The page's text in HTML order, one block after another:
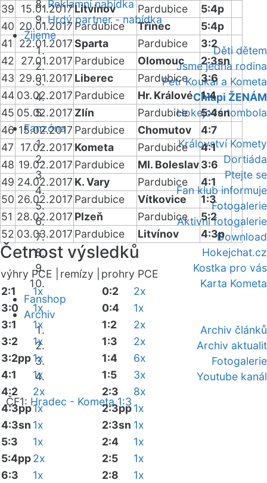
Reklamní nabídka
Hrdý partner - nabídka
Žijeme
Děti dětem
Jsme jedna rodina
Petr Koukal a Kometa
Chlapi ŽENÁM
Hokejová tombola
Fanzóna
Království Komety
Dortiáda
Ptejte se
Fan klub informuje
Fotogalerie
Aktivní fotogalerie
Download
Hokejchat.cz
Kostka pro vás
Karta Kometa
Fanshop
Archiv
Archiv článků
Archiv aktualit
Fotogalerie
Youtube kanál
ČF1: Hradec - Kometa 1:3
39 15.01.2017Litvínov Pardubice
5:4p
40 20.01.2017 Pardubice Třinec
5:4p
41
22.01.2017Sparta Pardubice
3:2
42
27.01.2017 Pardubice Olomouc
2:3sn
43 29.01.2017 Liberec Pardubice
3:6
44 03.02.2017 Pardubice Hr. Králové
1:4
45 05.02.2017 Zlín Pardubice
5:4sn
46 15.02.2017 Pardubice Chomutov
4:7
47
17.02.2017 Kometa Pardubice
4:1
48 19.02.2017 Pardubice Ml. Boleslav3:6
49 24.02.2017 K. Vary Pardubice
4:1
50 26.02.2017 Pardubice Vítkovice
1:3
51 28.02.2017 Plzeň Pardubice
5:2
52 03.03.2017 Pardubice Litvínov 4:3p
Četnost výsledků
výhry PCE | remízy |
prohry PCE
2:1
1x
3:0
1x
3:1
1x
3:2
1x
3:2pp1x
4:1
1x
4:2
2x
4:3pp1x
4:3sn 1x
5:3
1x
5:4pp2x
6:3
1x
0:2
2x
0:4
1x
1:2
2x
1:3
2x
1:4
6x
1:5
3x
2:3
8x
2:3pp1x
2:3sn 1x
2:4
1x
2:5
1x
2:8
1x